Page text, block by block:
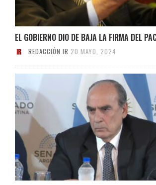
EL GOBIERNO DIO DE BAJA LA FIRMA DEL
REDACCIÓN IR 20 MAYO, 2024